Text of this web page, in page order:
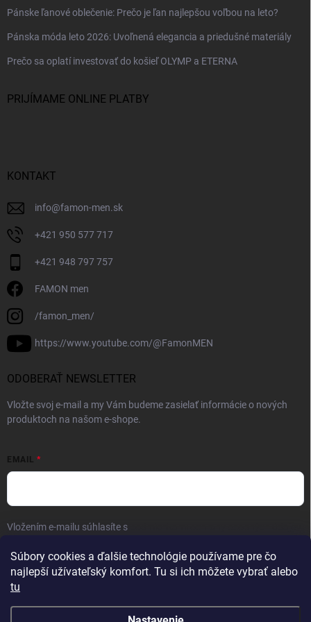
Súbory cookies a ďalšie technológie používame pre čo
najlepší užívateľský komfort. Tu si ich môžete vybrať alebo
tu
Pánske ľanové oblečenie: Prečo je ľan najlepšou voľbou na leto?
Pánska móda leto 2026: Uvoľnená elegancia a priedušné materiály
Prečo sa oplatí investovať do košieľ OLYMP a ETERNA
PRIJÍMAME ONLINE PLATBY
KONTAKT
info@famon-men.sk
+421 950 577 717
+421 948 797 757
FAMON men
/famon_men/
https://www.youtube.com/@FamonMEN
ODOBERAŤ NEWSLETTER
Vložte svoj e-mail a my Vám budeme zasielať informácie o nových
produktoch na našom e-shope.
EMAIL
Vložením e-mailu súhlasíte s
Prihlásiť sa